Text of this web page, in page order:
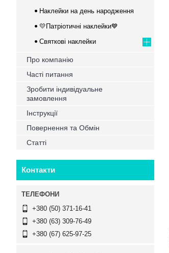
Наклейки на день народження
💛Патріотичні наклейки💙
Святкові наклейки
Про компанію
Часті питання
Зробити індивідуальне
замовлення
Інструкції
Повернення та Обмін
Статті
Контакти
+380 (50) 371-16-41
+380 (63) 309-76-49
+380 (67) 625-97-25